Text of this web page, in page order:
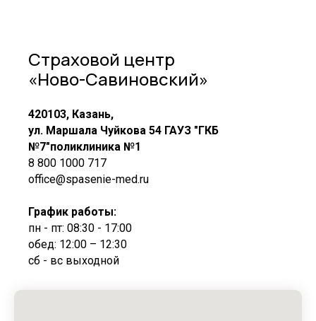
Страховой центр
«Ново-Савиновский»
420103, Казань,
ул. Маршала Чуйкова 54 ГАУЗ "ГКБ
№7"поликлиника №1
8 800 1000 717
office@spasenie-med.ru
График работы:
пн - пт: 08:30 - 17:00
обед: 12:00 – 12:30
сб - вс выходной